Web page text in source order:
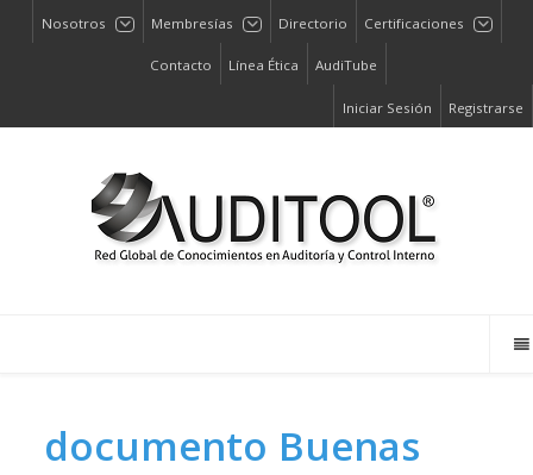
Nosotros Membresías Directorio Certificaciones
Contacto Línea Ética AudiTube
Iniciar Sesión Registrarse
documento Buenas